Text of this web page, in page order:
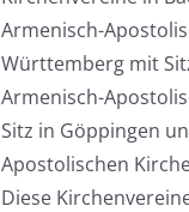
Armenisch-
Württemberg mit
Armenisch-
Sitz in Göppingen
Apostolischen
Diese